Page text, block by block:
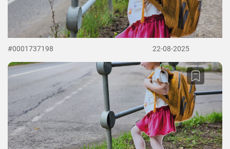
#0001737198 22-08-2025